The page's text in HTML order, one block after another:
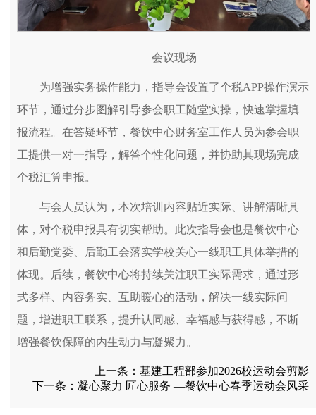
会议现场
为增强实务操作能力，指导会设置了个税APP操作演示
环节，通过分步图解引导参会职工随堂实操，快速掌握填
报流程。在答疑环节，餐饮中心财务室工作人员为参会职
工提供一对一指导，解答个性化问题，并协助其现场完成
个税汇算申报。
与会人员认为，本次培训内容贴近实际、讲解清晰具
体，对个税申报具有切实帮助。此次指导会也是餐饮中心
和后勤党委、后勤工会落实学校关心一线职工具体举措的
体现。后续，餐饮中心将持续关注职工实际需求，通过形
式多样、内容务实、互助暖心的活动，解决一线实际问
题，增进职工联系，提升认同感、幸福感与获得感，不断
增强餐饮保障的内生动力与凝聚力。
上一条： 基建工程部参加2026校运动会剪影
下一条： 凝心聚力 匠心服务 —餐饮中心春季运动会风采